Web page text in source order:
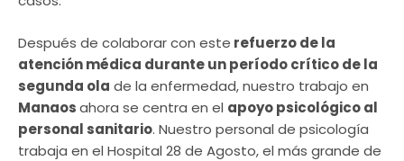
Después de colaborar con este refuerzo de la
atención médica durante un período crítico de la
segunda ola de la enfermedad, nuestro trabajo en
Manaosahora se centra en el apoyo psicológico al
personal sanitario. Nuestro personal de psicología
trabaja en el Hospital 28 de Agosto, el más grande de